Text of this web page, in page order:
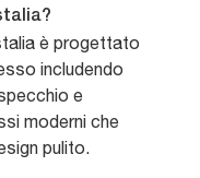
è progettato
includendo
e
moderni che
pulito.